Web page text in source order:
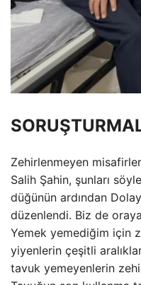
Zehirlenmeyen
Salih Şahin, şunları
düğünün ardından
düzenlendi. Biz de
Yemek yemediğim için
yiyenlerin çeşitli
tavuk yemeyenlerin